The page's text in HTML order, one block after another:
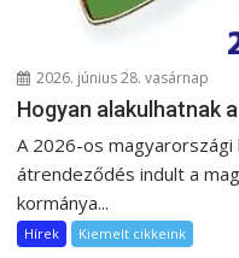
2026. június 28. vasárnap
Hogyan alakulhatnak
A 2026-os
átrendeződés indult a
kormánya...
Hírek Kiemelt cikkeink